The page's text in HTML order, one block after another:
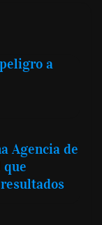
a
Agencia de